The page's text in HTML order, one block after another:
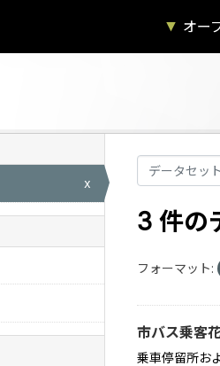
オー
x
3 件の
フォーマット:
市バス乗客
乗車停留所お